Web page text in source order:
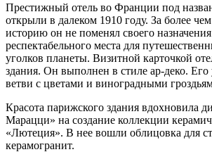
Престижный отель во Франции под
открыли в далеком 1910 году. За более
историю он не поменял своего
респектабельного места для
уголков планеты. Визитной карточкой
здания. Он выполнен в стиле ар-деко.
ветви с цветами и виноградными
Красота парижского здания вдохновила
Марацци» на создание коллекции
«Лютеция». В нее вошли облицовка для
керамогранит.